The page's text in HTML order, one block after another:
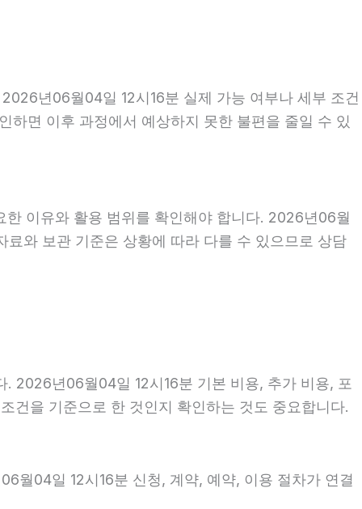
년06월04일 12시16분 실제 가능 여부나 세부 조건
하면 이후 과정에서 예상하지 못한 불편을 줄일 수 있
이유와 활용 범위를 확인해야 합니다. 2026년06월
료와 보관 기준은 상황에 따라 다를 수 있으므로 상담
2026년06월04일 12시16분 기본 비용, 추가 비용, 포
건을 기준으로 한 것인지 확인하는 것도 중요합니다.
월04일 12시16분 신청, 계약, 예약, 이용 절차가 연결